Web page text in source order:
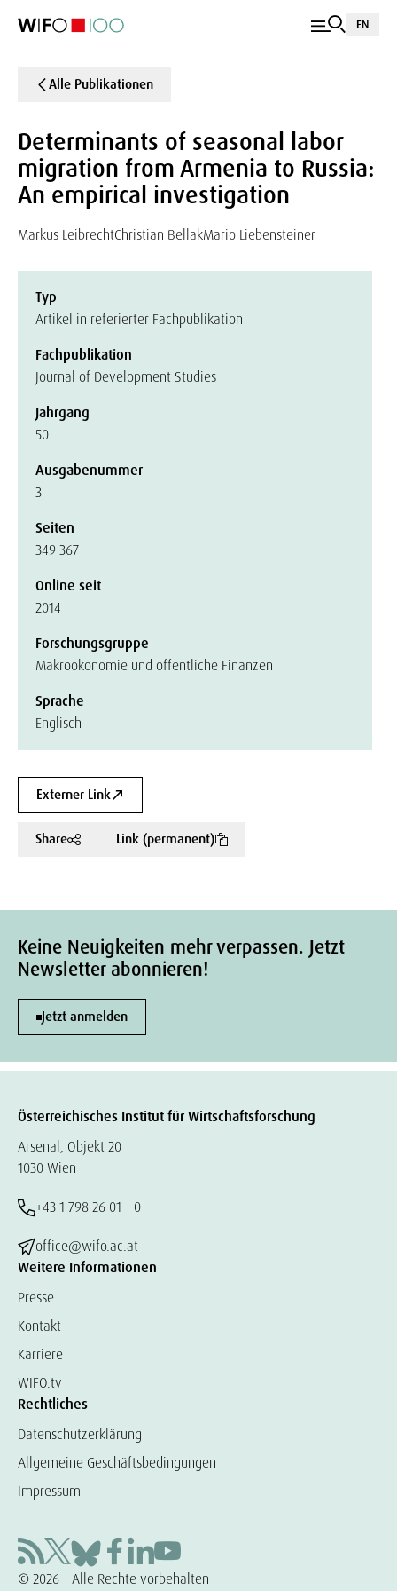
EN
Alle Publikationen
Determinants of seasonal labor
migration from Armenia to Russia:
An empirical investigation
Markus LeibrechtChristian BellakMario Liebensteiner
Typ
Artikel in referierter Fachpublikation
Fachpublikation
Journal of Development Studies
Jahrgang
50
Ausgabenummer
3
Seiten
349-367
Online seit
2014
Forschungsgruppe
Makroökonomie und öffentliche Finanzen
Sprache
Englisch
Externer Link
Share Link (permanent)
Keine Neuigkeiten mehr verpassen. Jetzt
Newsletter abonnieren!
Jetzt anmelden
Österreichisches Institut für Wirtschaftsforschung
Arsenal, Objekt 20
1030 Wien
+43 1 798 26 01 – 0
office@wifo.ac.at
Weitere Informationen
Presse
Kontakt
Karriere
WIFO.tv
Rechtliches
Datenschutzerklärung
Allgemeine Geschäftsbedingungen
Impressum
© 2026 – Alle Rechte vorbehalten